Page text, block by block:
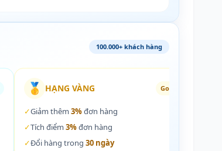
100.000+ khách hàng
🥇 HẠNG VÀNG Gold
✓Giảm thêm 3%đơn hàng
✓Tích điểm 3%đơn hàng
✓Đổi hàng trong 30 ngày